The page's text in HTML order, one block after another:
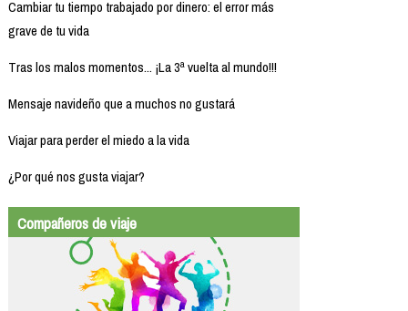
Cambiar tu tiempo trabajado por dinero: el error más
grave de tu vida
Tras los malos momentos... ¡La 3ª vuelta al mundo!!!
Mensaje navideño que a muchos no gustará
Viajar para perder el miedo a la vida
¿Por qué nos gusta viajar?
Compañeros de viaje